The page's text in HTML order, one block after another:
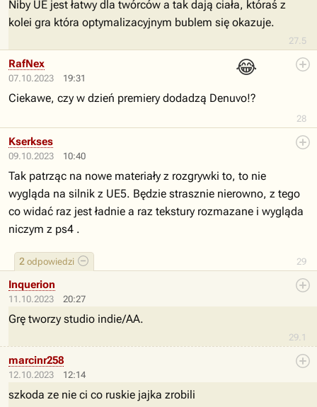
27.5
Niby UE jest łatwy dla twórców a tak dają ciała, któraś z
kolei gra która optymalizacyjnym bublem się okazuje.
07.10.2023 19:31
😂
28
RafNex
Ciekawe, czy w dzień premiery dodadzą Denuvo!?
09.10.2023 10:40
29
2 odpowiedzi
Kserkses
Tak patrząc na nowe materiały z rozgrywki to, to nie
wygląda na silnik z UE5. Będzie strasznie nierowno, z tego
co widać raz jest ładnie a raz tekstury rozmazane i wygląda
niczym z ps4 .
11.10.2023 20:27
29.1
Inquerion
Grę tworzy studio indie/AA.
12.10.2023 12:14
marcinr258
szkoda ze nie ci co ruskie jajka zrobili